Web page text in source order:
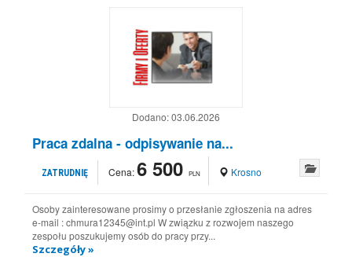
Dodano:03.06.2026
Praca zdalna - odpisywanie na...
ZATRUDNIĘ Cena:6 500 PLN Krosno
Osoby zainteresowane prosimy o przesłanie zgłoszenia na adres
e-mail : chmura12345@int.pl W związku z rozwojem naszego
zespołu poszukujemy osób do pracy przy...
Szczegóły »